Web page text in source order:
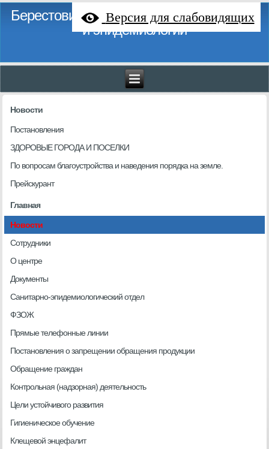
Версия для слабовидящих
Берестовицкий районный центр гигиены
и эпидемиологии
Новости
Постановления
ЗДОРОВЫЕ ГОРОДА И ПОСЕЛКИ
По вопросам благоустройства и наведения порядка на земле.
Прейскурант
Главная
Новости
Сотрудники
О центре
Документы
Санитарно-эпидемиологический отдел
ФЗОЖ
Прямые телефонные линии
Постановления о запрещении обращения продукции
Обращение граждан
Контрольная (надзорная) деятельность
Цели устойчивого развития
Гигиеническое обучение
Клещевой энцефалит